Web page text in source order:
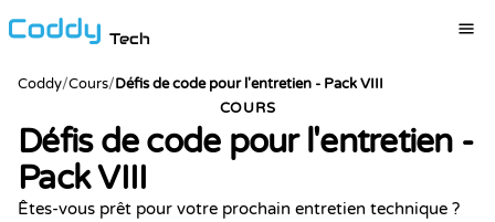
Tech
Coddy/Cours/Défis de code pour l'entretien - Pack VIII
COURS
Défis de code pour l'entretien -
Pack VIII
Êtes-vous prêt pour votre prochain entretien technique ?